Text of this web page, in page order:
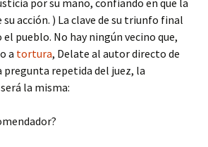
por su mano, confiando en que la
acción. ) La clave de su triunfo final
el pueblo. No hay ningún vecino que,
a tortura, Delate al autor directo de
pregunta repetida del juez, la
la misma: